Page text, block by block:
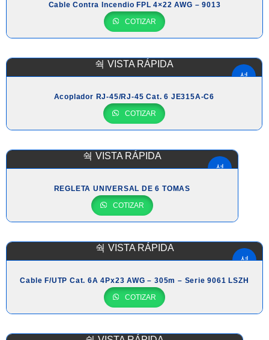
Cable Contra Incendio FPL 4×22 AWG – 9013
COTIZAR
VISTA RÁPIDA
Acoplador RJ-45/RJ-45 Cat. 6 JE315A-C6
COTIZAR
VISTA RÁPIDA
REGLETA UNIVERSAL DE 6 TOMAS
COTIZAR
VISTA RÁPIDA
Cable F/UTP Cat. 6A 4Px23 AWG – 305m – Serie 9061 LSZH
COTIZAR